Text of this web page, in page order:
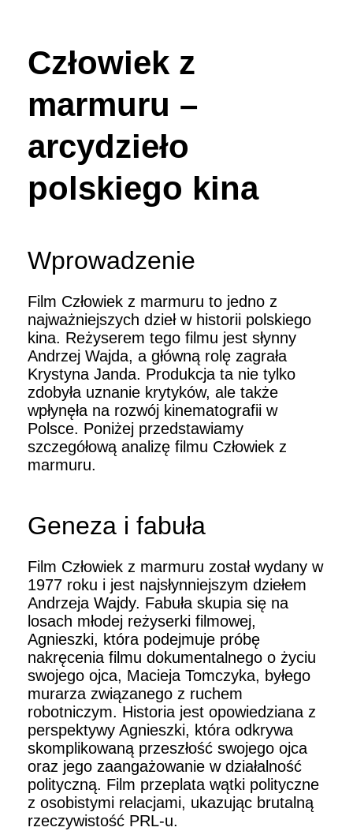
Człowiek z
marmuru –
arcydzieło
polskiego kina
Wprowadzenie
Film Człowiek z marmuru to jedno z
najważniejszych dzieł w historii polskiego
kina. Reżyserem tego filmu jest słynny
Andrzej Wajda, a główną rolę zagrała
Krystyna Janda. Produkcja ta nie tylko
zdobyła uznanie krytyków, ale także
wpłynęła na rozwój kinematografii w
Polsce. Poniżej przedstawiamy
szczegółową analizę filmu Człowiek z
marmuru.
Geneza i fabuła
Film Człowiek z marmuru został wydany w
1977 roku i jest najsłynniejszym dziełem
Andrzeja Wajdy. Fabuła skupia się na
losach młodej reżyserki filmowej,
Agnieszki, która podejmuje próbę
nakręcenia filmu dokumentalnego o życiu
swojego ojca, Macieja Tomczyka, byłego
murarza związanego z ruchem
robotniczym. Historia jest opowiedziana z
perspektywy Agnieszki, która odkrywa
skomplikowaną przeszłość swojego ojca
oraz jego zaangażowanie w działalność
polityczną. Film przeplata wątki polityczne
z osobistymi relacjami, ukazując brutalną
rzeczywistość PRL-u.